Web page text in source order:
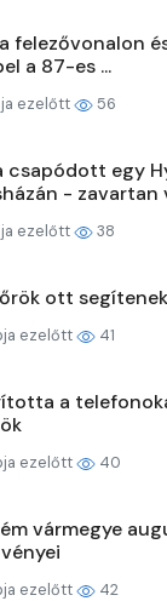
felezővonalon
a 87-es ...
ezelőtt 56
csapódott egy
- zavartan
ezelőtt 38
ott
ezelőtt 41
a
ezelőtt 40
vármegye
ezelőtt 42